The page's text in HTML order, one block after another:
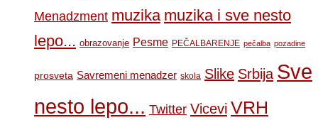
Menadzment muzika muzika i sve nesto
lepo... obrazovanje Pesme PEČALBARENJE pečalba pozadine
prosveta Savremeni menadzer skola Slike Srbija Sve
nesto lepo... Twitter Vicevi VRH